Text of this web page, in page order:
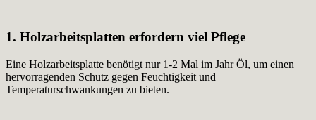
1. Holzarbeitsplatten erfordern viel Pflege
Eine Holzarbeitsplatte benötigt nur 1-2 Mal im Jahr Öl, um einen
hervorragenden Schutz gegen Feuchtigkeit und
Temperaturschwankungen zu bieten.